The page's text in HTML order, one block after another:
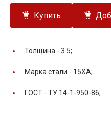
Купить
Толщина - 3.5;
Марка стали - 15ХА;
ГОСТ - ТУ 14-1-950-86;